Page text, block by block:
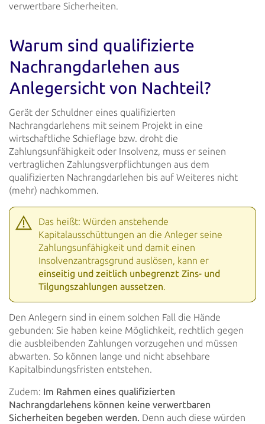
verwertbare Sicherheiten.
Warum sind qualifizierte
Nachrangdarlehen aus
Anlegersicht von Nachteil?
Gerät der Schuldner eines qualifizierten
Nachrangdarlehens mit seinem Projekt in eine
wirtschaftliche Schieflage bzw. droht die
Zahlungsunfähigkeit oder Insolvenz, muss er seinen
vertraglichen Zahlungsverpflichtungen aus dem
qualifizierten Nachrangdarlehen bis auf Weiteres nicht
(mehr) nachkommen.
Das heißt: Würden anstehende
Kapitalausschüttungen an die Anleger seine
Zahlungsunfähigkeit und damit einen
Insolvenzantragsgrund auslösen, kann er
einseitig und zeitlich unbegrenzt Zins- und
Tilgungszahlungen aussetzen.
Den Anlegern sind in einem solchen Fall die Hände
gebunden: Sie haben keine Möglichkeit, rechtlich gegen
die ausbleibenden Zahlungen vorzugehen und müssen
abwarten. So können lange und nicht absehbare
Kapitalbindungsfristen entstehen.
Zudem: Im Rahmen eines qualifizierten
Nachrangdarlehens können keine verwertbaren
Sicherheiten begeben werden. Denn auch diese würden